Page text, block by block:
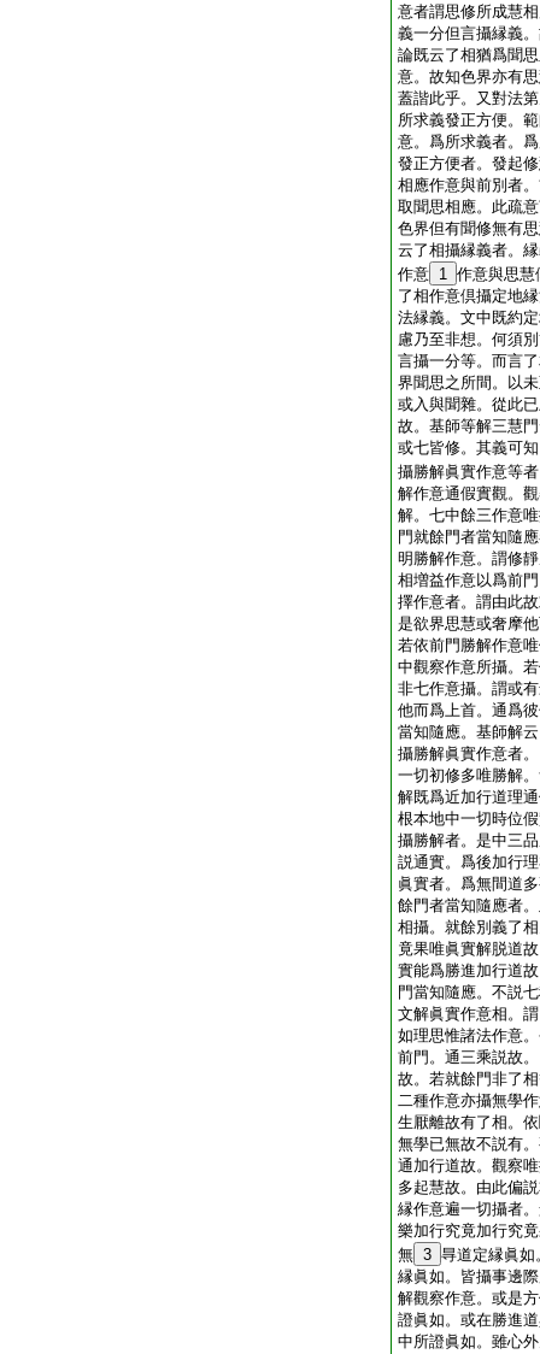
意者謂思修所成慧
義一分但言攝縁義
論既云了相猶爲聞
意。故知色界亦有
蓋諧此乎。又對法
所求義發正方便。
意。爲所求義者。
發正方便者。發起
相應作意與前別者
取聞思相應。此疏
色界但有聞修無有
云了相攝縁義者。
作意 1 作意與思慧
了相作意倶攝定地
法縁義。文中既約
慮乃至非想。何須
言攝一分等。而言
界聞思之所間。以
或入與聞雜。從此
故。基師等解三慧
或七皆修。其義可
攝勝解眞實作意等
解作意通假實觀。
解。七中餘三作意
門就餘門者當知隨
明勝解作意。謂修
相増益作意以爲前
擇作意者。謂由此
是欲界思慧或奢摩
若依前門勝解作意
中觀察作意所攝。
非七作意攝。謂或
他而爲上首。通爲
當知隨應。基師解
攝勝解眞實作意者
一切初修多唯勝解
解既爲近加行道理
根本地中一切時位
攝勝解者。是中三
説通實。爲後加行
眞實者。爲無間道
餘門者當知隨應者
相攝。就餘別義了
竟果唯眞實解脱道
實能爲勝進加行道
門當知隨應。不説
文解眞實作意相。
如理思惟諸法作意
前門。通三乘説故
故。若就餘門非了
二種作意亦攝無學
生厭離故有了相。
無學已無故不説有
通加行道故。觀察
多起慧故。由此偏
縁作意遍一切攝者
樂加行究竟加行究
無 3 㝵道定縁眞如
縁眞如。皆攝事邊
解觀察作意。或是
證眞如。或在勝進
中所證眞如。雖心